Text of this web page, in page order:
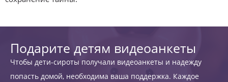
Подарите детям видеоанкеты
Чтобы дети-сироты получали видеоанкеты и надежду
попасть домой, необходима ваша поддержка. Каждое